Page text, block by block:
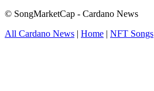
© SongMarketCap - Cardano News
All Cardano News | Home | NFT Songs